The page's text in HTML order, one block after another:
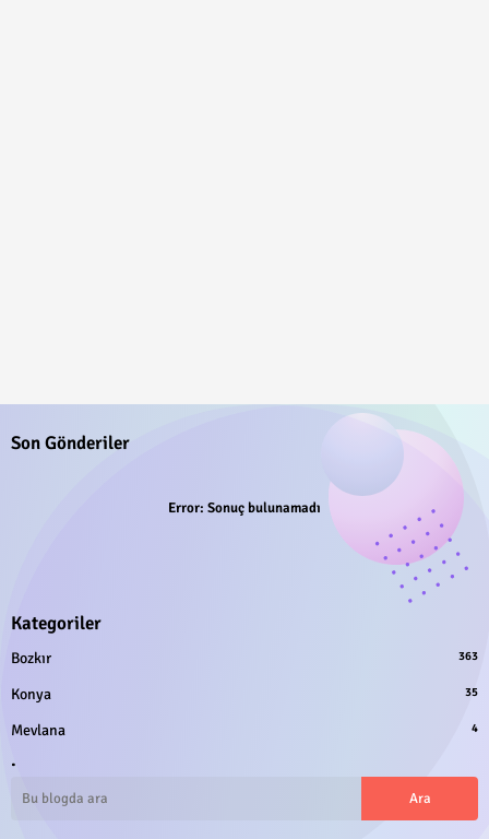
Son Gönderiler
Error: Sonuç bulunamadı
Kategoriler
Bozkır 363
Konya 35
Mevlana 4
.